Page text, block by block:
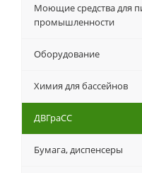
Моющие средства для
промышленности
Оборудование
Химия для бассейнов
ДВГраСС
Бумага, диспенсеры